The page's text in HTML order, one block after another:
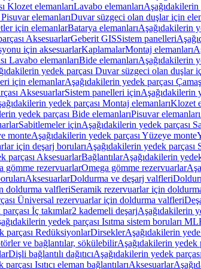
Klozet elemanlarıLavabo elemanlarıAşağıdakilerin
elemanlarıDuvar süzgeci olan duşlar için
için elemanlarBatarya elemanlarıAşağıdakilerin
AksesuarlarGeberit GISSistem panelleri
için aksesuarlarKaplamalarMontaj elemanları
Lavabo elemanlarıBide elemanlarıAşağıdakilerin
yedek parçası Duvar süzgeci olan duşlar
için elemanlarAşağıdakilerin yedek parçası
AksesuarlarSistem panelleri içinAşağıdakilerin
yedek parçası Montaj elemanlarıKlozet
yedek parçası Bide elemanlarıPisuvar elemanları
Sabitlemeler içinAşağıdakilerin yedek parçası
monteAşağıdakilerin yedek parçası Yüzeye monte
için deşarj borularıAşağıdakilerin yedek parçası
parçası AksesuarlarBağlantılarAşağıdakilerin
gömme rezervuarlarOmega gömme rezervuarlar
AksesuarlarDoldurma ve deşarj valfleri
doldurma valfleriSeramik rezervuarlar için
Üniversal rezervuarlar için doldurma valfleri
İç takımlar2 kademeli deşarjAşağıdakilerin
yedek parçası Isıtma sistem boruları ML
parçası RedüksiyonlarDirseklerAşağıdakilerin
ve bağlantılar, sökülebilirAşağıdakilerin yedek
Dişli bağlantılı dağıtıcıAşağıdakilerin yedek
Isıtıcı eleman bağlantılarıAksesuarlar